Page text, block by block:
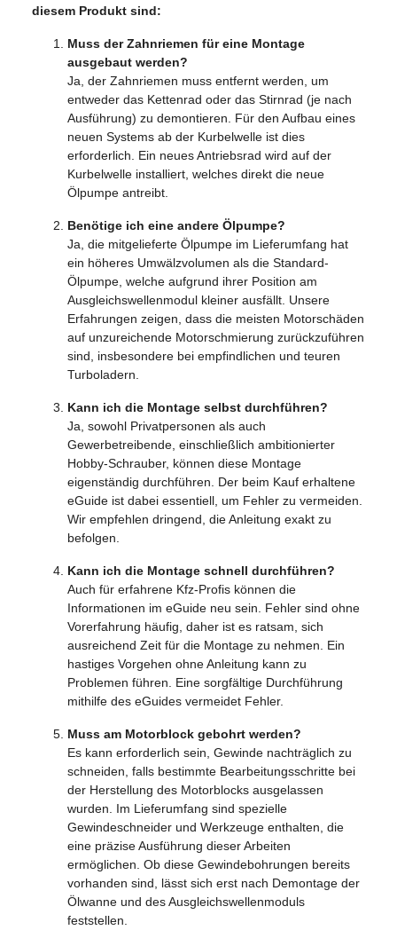
diesem Produkt sind:
Muss der Zahnriemen für eine Montage
ausgebaut werden?
Ja, der Zahnriemen muss entfernt werden, um
entweder das Kettenrad oder das Stirnrad (je nach
Ausführung) zu demontieren. Für den Aufbau eines
neuen Systems ab der Kurbelwelle ist dies
erforderlich. Ein neues Antriebsrad wird auf der
Kurbelwelle installiert, welches direkt die neue
Ölpumpe antreibt.
Benötige ich eine andere Ölpumpe?
Ja, die mitgelieferte Ölpumpe im Lieferumfang hat
ein höheres Umwälzvolumen als die Standard-
Ölpumpe, welche aufgrund ihrer Position am
Ausgleichswellenmodul kleiner ausfällt. Unsere
Erfahrungen zeigen, dass die meisten Motorschäden
auf unzureichende Motorschmierung zurückzuführen
sind, insbesondere bei empfindlichen und teuren
Turboladern.
Kann ich die Montage selbst durchführen?
Ja, sowohl Privatpersonen als auch
Gewerbetreibende, einschließlich ambitionierter
Hobby-Schrauber, können diese Montage
eigenständig durchführen. Der beim Kauf erhaltene
eGuide ist dabei essentiell, um Fehler zu vermeiden.
Wir empfehlen dringend, die Anleitung exakt zu
befolgen.
Kann ich die Montage schnell durchführen?
Auch für erfahrene Kfz-Profis können die
Informationen im eGuide neu sein. Fehler sind ohne
Vorerfahrung häufig, daher ist es ratsam, sich
ausreichend Zeit für die Montage zu nehmen. Ein
hastiges Vorgehen ohne Anleitung kann zu
Problemen führen. Eine sorgfältige Durchführung
mithilfe des eGuides vermeidet Fehler.
Muss am Motorblock gebohrt werden?
Es kann erforderlich sein, Gewinde nachträglich zu
schneiden, falls bestimmte Bearbeitungsschritte bei
der Herstellung des Motorblocks ausgelassen
wurden. Im Lieferumfang sind spezielle
Gewindeschneider und Werkzeuge enthalten, die
eine präzise Ausführung dieser Arbeiten
ermöglichen. Ob diese Gewindebohrungen bereits
vorhanden sind, lässt sich erst nach Demontage der
Ölwanne und des Ausgleichswellenmoduls
feststellen.